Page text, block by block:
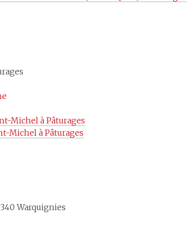
Michel à Pâturages
Michel à Pâturages
Warquignies